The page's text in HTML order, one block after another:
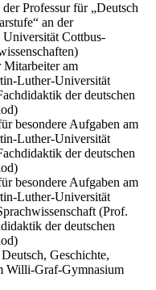
Professur für „Deutsch
an der
Universität Cottbus-
Mitarbeiter am
Luther-Universität
der deutschen
besondere Aufgaben am
Luther-Universität
der deutschen
besondere Aufgaben am
Luther-Universität
(Prof.
der deutschen
Geschichte,
Willi-Graf-Gymnasium